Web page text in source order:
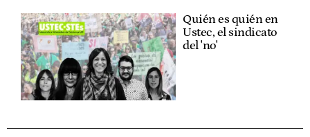
Quién es quién en
Ustec, el sindicato
del 'no'